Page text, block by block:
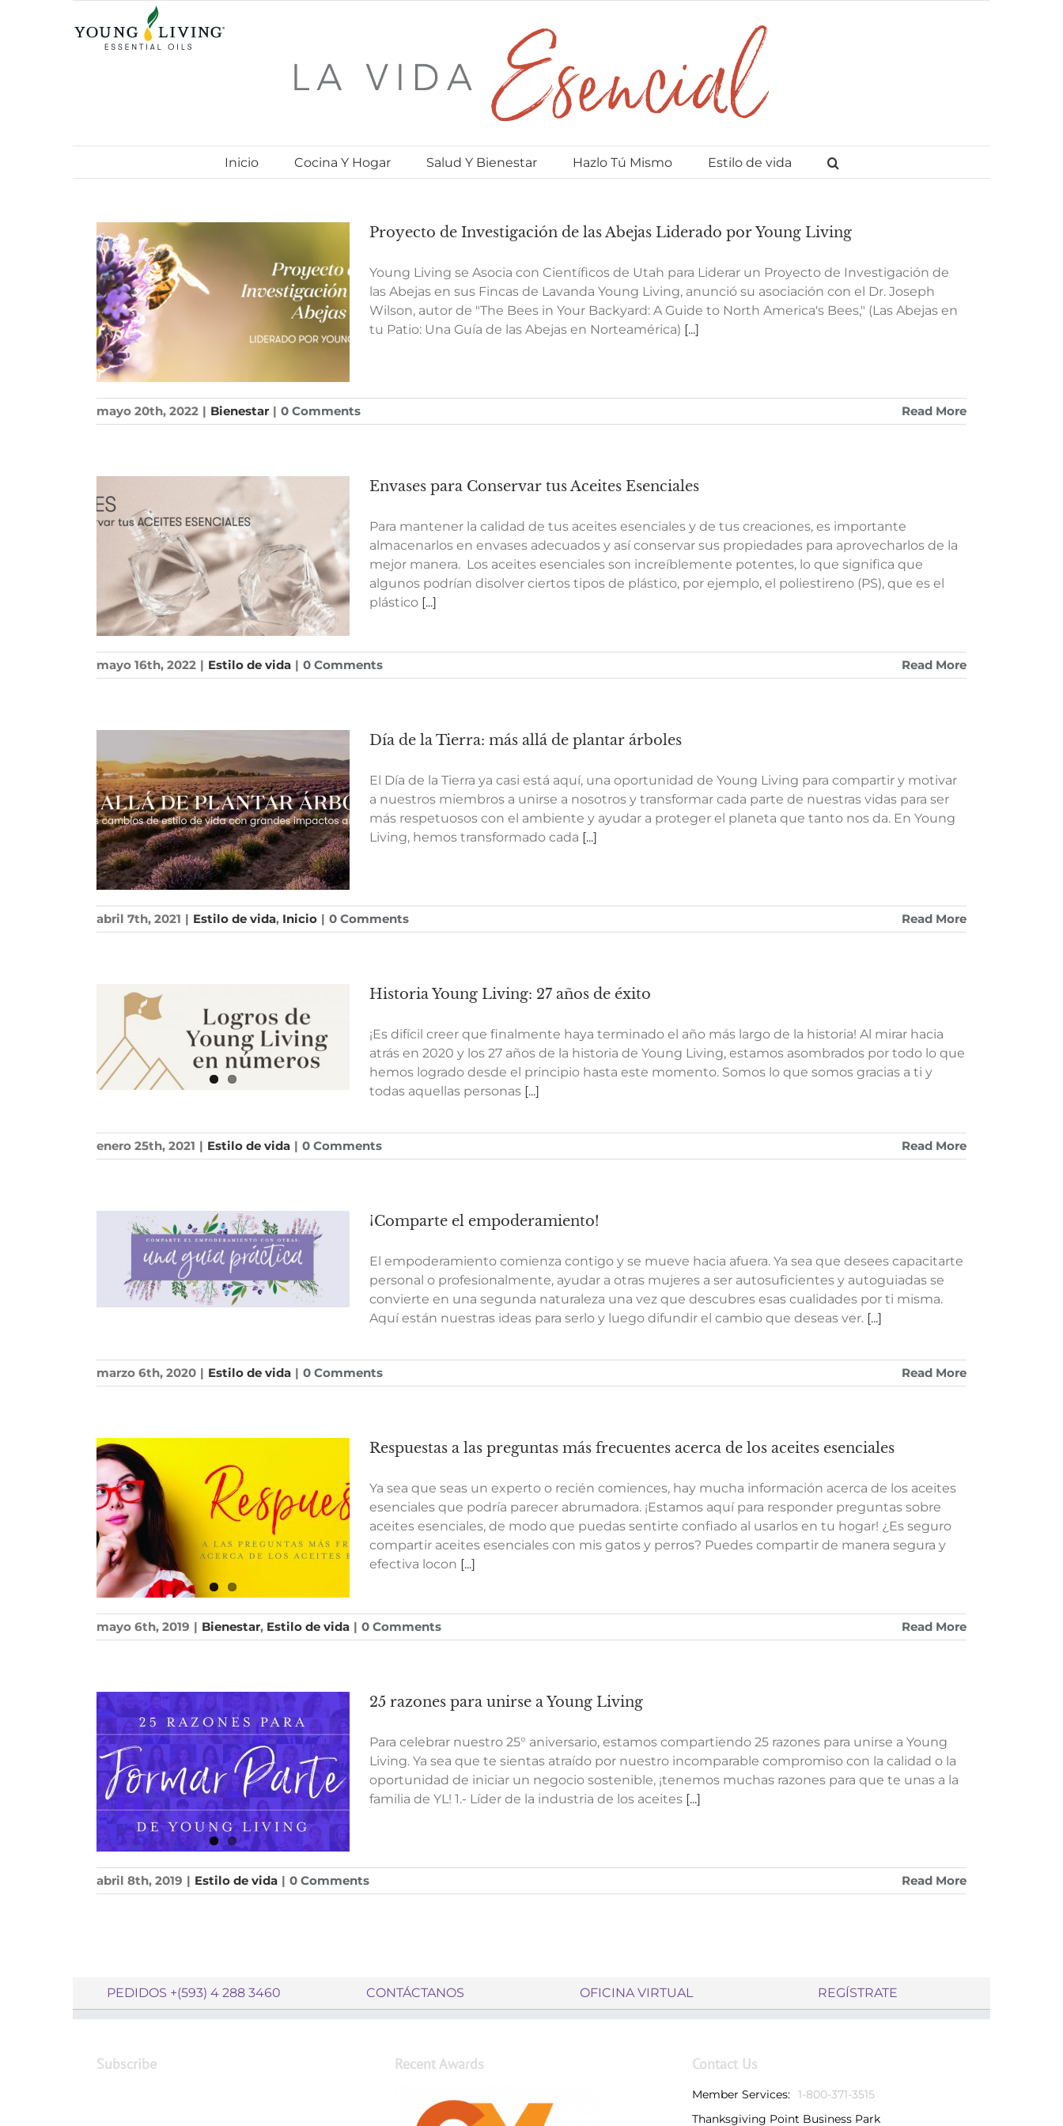
Inicio Cocina Y Hogar Salud Y Bienestar Hazlo Tú Mismo Estilo de vida
Proyecto de Investigación de las Abejas Liderado por Young Living
Young Living se Asocia con Científicos de Utah para Liderar un Proyecto de Investigación de
las Abejas en sus Fincas de Lavanda Young Living, anunció su asociación con el Dr. Joseph
Wilson, autor de "The Bees in Your Backyard: A Guide to North America's Bees," (Las Abejas en
tu Patio: Una Guía de las Abejas en Norteamérica) [...]
mayo 20th, 2022 | Bienestar | 0 Comments Read More
Envases para Conservar tus Aceites Esenciales
Para mantener la calidad de tus aceites esenciales y de tus creaciones, es importante
almacenarlos en envases adecuados y así conservar sus propiedades para aprovecharlos de la
mejor manera. Los aceites esenciales son increíblemente potentes, lo que significa que
algunos podrían disolver ciertos tipos de plástico, por ejemplo, el poliestireno (PS), que es el
plástico [...]
mayo 16th, 2022 | Estilo de vida | 0 Comments Read More
Día de la Tierra: más allá de plantar árboles
El Día de la Tierra ya casi está aquí, una oportunidad de Young Living para compartir y motivar
a nuestros miembros a unirse a nosotros y transformar cada parte de nuestras vidas para ser
más respetuosos con el ambiente y ayudar a proteger el planeta que tanto nos da. En Young
Living, hemos transformado cada [...]
abril 7th, 2021 | Estilo de vida, Inicio | 0 Comments Read More
Historia Young Living: 27 años de éxito
¡Es difícil creer que finalmente haya terminado el año más largo de la historia! Al mirar hacia
atrás en 2020 y los 27 años de la historia de Young Living, estamos asombrados por todo lo que
hemos logrado desde el principio hasta este momento. Somos lo que somos gracias a ti y
todas aquellas personas [...]
enero 25th, 2021 | Estilo de vida | 0 Comments Read More
¡Comparte el empoderamiento!
El empoderamiento comienza contigo y se mueve hacia afuera. Ya sea que desees capacitarte
personal o profesionalmente, ayudar a otras mujeres a ser autosuficientes y autoguiadas se
convierte en una segunda naturaleza una vez que descubres esas cualidades por ti misma.
Aquí están nuestras ideas para serlo y luego difundir el cambio que deseas ver. [...]
marzo 6th, 2020 | Estilo de vida | 0 Comments Read More
Respuestas a las preguntas más frecuentes acerca de los aceites esenciales
Ya sea que seas un experto o recién comiences, hay mucha información acerca de los aceites
esenciales que podría parecer abrumadora. ¡Estamos aquí para responder preguntas sobre
aceites esenciales, de modo que puedas sentirte confiado al usarlos en tu hogar! ¿Es seguro
compartir aceites esenciales con mis gatos y perros? Puedes compartir de manera segura y
efectiva locon [...]
mayo 6th, 2019 | Bienestar, Estilo de vida | 0 Comments Read More
25 razones para unirse a Young Living
Para celebrar nuestro 25° aniversario, estamos compartiendo 25 razones para unirse a Young
Living. Ya sea que te sientas atraído por nuestro incomparable compromiso con la calidad o la
oportunidad de iniciar un negocio sostenible, ¡tenemos muchas razones para que te unas a la
familia de YL! 1.- Líder de la industria de los aceites [...]
abril 8th, 2019 | Estilo de vida | 0 Comments Read More
PEDIDOS +(593) 4 288 3460 CONTÁCTANOS OFICINA VIRTUAL REGÍSTRATE
Subscribe Recent Awards Contact Us
Member Services: 1-800-371-3515
Thanksgiving Point Business Park